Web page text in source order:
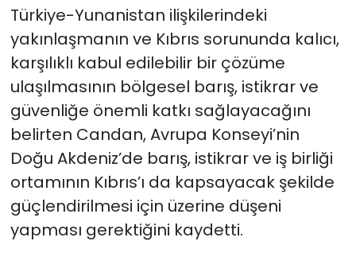
Türkiye-Yunanistan ilişkilerindeki
yakınlaşmanın ve Kıbrıs sorununda kalıcı,
karşılıklı kabul edilebilir bir çözüme
ulaşılmasının bölgesel barış, istikrar ve
güvenliğe önemli katkı sağlayacağını
belirten Candan, Avrupa Konseyi’nin
Doğu Akdeniz’de barış, istikrar ve iş birliği
ortamının Kıbrıs’ı da kapsayacak şekilde
güçlendirilmesi için üzerine düşeni
yapması gerektiğini kaydetti.